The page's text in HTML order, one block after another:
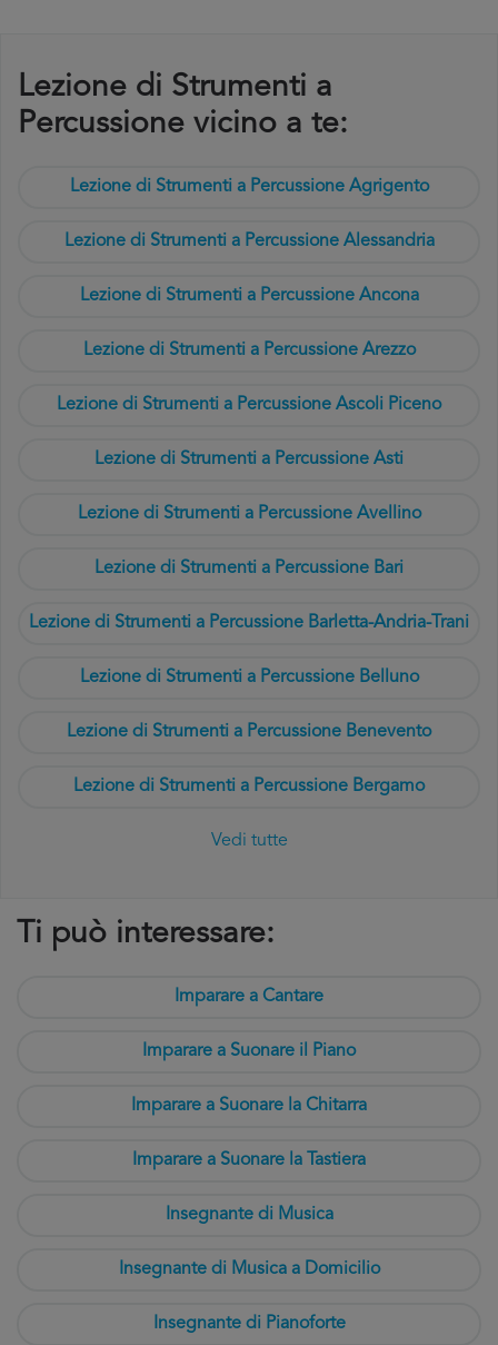
Lezione di Strumenti a
Percussione vicino a te:
Lezione di Strumenti a Percussione Agrigento
Lezione di Strumenti a Percussione Alessandria
Lezione di Strumenti a Percussione Ancona
Lezione di Strumenti a Percussione Arezzo
Lezione di Strumenti a Percussione Ascoli Piceno
Lezione di Strumenti a Percussione Asti
Lezione di Strumenti a Percussione Avellino
Lezione di Strumenti a Percussione Bari
Lezione di Strumenti a Percussione Barletta-Andria-Trani
Lezione di Strumenti a Percussione Belluno
Lezione di Strumenti a Percussione Benevento
Lezione di Strumenti a Percussione Bergamo
Vedi tutte
Ti può interessare:
Imparare a Cantare
Imparare a Suonare il Piano
Imparare a Suonare la Chitarra
Imparare a Suonare la Tastiera
Insegnante di Musica
Insegnante di Musica a Domicilio
Insegnante di Pianoforte